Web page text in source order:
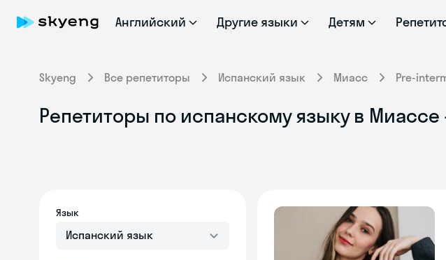
Английский Другие языки Детям
Skyeng Все репетиторы Испанский язык Миасс Pre-
Репетиторы по испанскому языку в
Язык
Испанский язык